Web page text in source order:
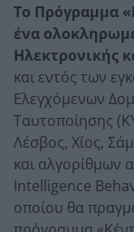
Το Πρόγραμμα
ένα
Ηλεκτρονικής
και εντός των
Ελεγχόμενων
Ταυτοποίησης
Λέσβος, Χίος,
και αλγορίθμων
Intelligence
οποίου θα